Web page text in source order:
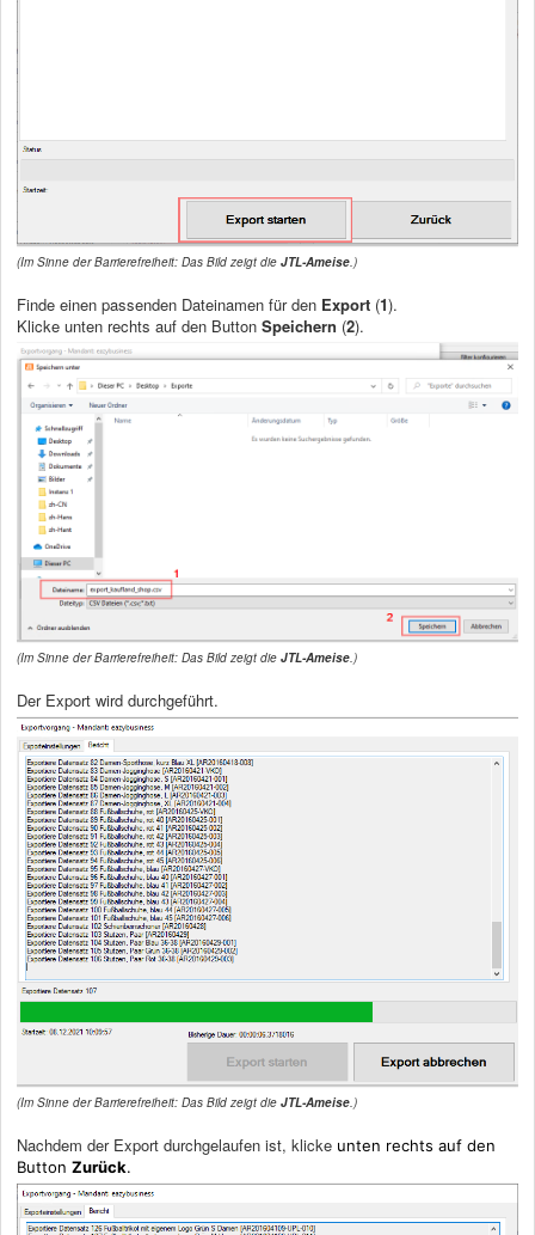
(Im Sinne der Barrierefreiheit: Das Bild zeigt die JTL-Ameise.)
Finde einen passenden Dateinamen für den Export (1).
Klicke unten rechts auf den Button Speichern (2).
(Im Sinne der Barrierefreiheit: Das Bild zeigt die JTL-Ameise.)
Der Export wird durchgeführt.
(Im Sinne der Barrierefreiheit: Das Bild zeigt die JTL-Ameise .)
Nachdem der Export durchgelaufen ist, klicke unten rechts auf den
Button Zurück.